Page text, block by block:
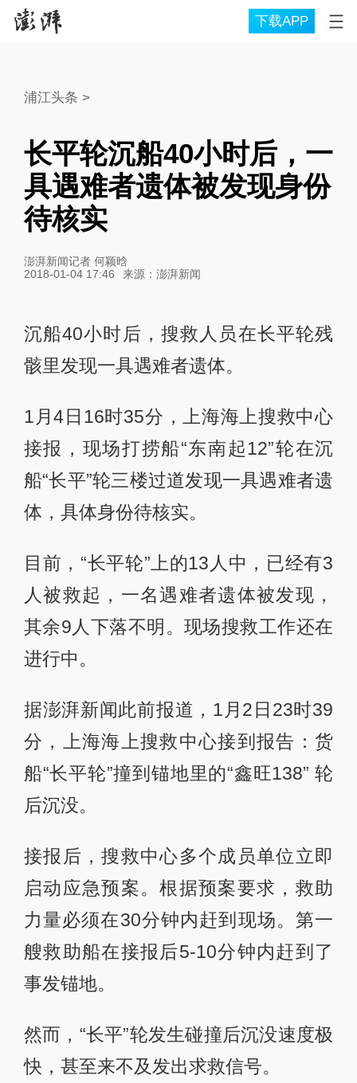
下载APP
浦江头条 >
长平轮沉船40小时后，一
具遇难者遗体被发现身份
待核实
澎湃新闻记者 何颖晗
2018-01-04 17:46
来源： 澎湃新闻
沉船40小时后，搜救人员在长平轮残
骸里发现一具遇难者遗体。
1月4日16时35分，上海海上搜救中心
接报，现场打捞船“东南起12”轮在沉
船“长平”轮三楼过道发现一具遇难者遗
体，具体身份待核实。
目前，“长平轮”上的13人中，已经有3
人被救起，一名遇难者遗体被发现，
其余9人下落不明。现场搜救工作还在
进行中。
据澎湃新闻此前报道，1月2日23时39
分，上海海上搜救中心接到报告：货
船“长平轮”撞到锚地里的“鑫旺138” 轮
后沉没。
接报后，搜救中心多个成员单位立即
启动应急预案。根据预案要求，救助
力量必须在30分钟内赶到现场。第一
艘救助船在接报后5-10分钟内赶到了
事发锚地。
然而，“长平”轮发生碰撞后沉没速度极
快，甚至来不及发出求救信号。